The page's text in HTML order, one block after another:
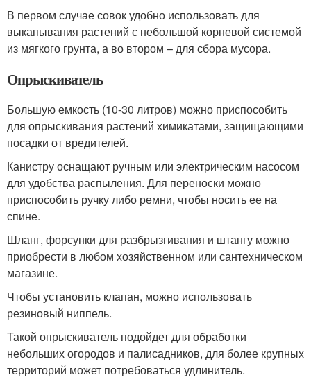
В первом случае совок удобно использовать для
выкапывания растений с небольшой корневой системой
из мягкого грунта, а во втором – для сбора мусора.
Опрыскиватель
Большую емкость (10-30 литров) можно приспособить
для опрыскивания растений химикатами, защищающими
посадки от вредителей.
Канистру оснащают ручным или электрическим насосом
для удобства распыления. Для переноски можно
приспособить ручку либо ремни, чтобы носить ее на
спине.
Шланг, форсунки для разбрызгивания и штангу можно
приобрести в любом хозяйственном или сантехническом
магазине.
Чтобы установить клапан, можно использовать
резиновый ниппель.
Такой опрыскиватель подойдет для обработки
небольших огородов и палисадников, для более крупных
территорий может потребоваться удлинитель.